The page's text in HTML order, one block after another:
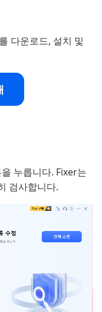
다운로드, 설치 및
누릅니다. Fixer는
검사합니다.